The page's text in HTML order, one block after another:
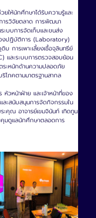
ยให้นักศึกษาได้รับความรู้และ
ารวิจัยตลาด การพัฒนา
บการจัดเก็บและขนส่ง
งปฏิบัติการ (Laboratory)
การเพาะเลี้ยงเชื้อจุลินทรีย์
ละระบบการตรวจสอบย้อน
ะหนักด้านความปลอดภัย
ภคตามมาตรฐานสากล
หน้าฝ่าย และเจ้าหน้าที่ของ
ละสนับสนุนการจัดกิจกรรมใน
คุณ อาจารย์เขมจินันท์ เทิดทูน
คุมดูแลนักศึกษาตลอดการ